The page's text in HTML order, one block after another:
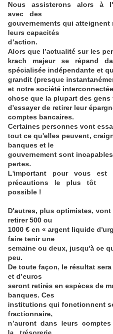
Nous assisterons alors à
avec des
gouvernements qui atteignent
leurs capacités
d’action.
Alors que l’actualité sur les
krach majeur se répand
spécialisée indépendante et
grandit (presque
et notre société
chose que la plupart des
d'essayer de retirer leur
comptes bancaires.
Certaines personnes vont
tout ce qu'elles peuvent,
banques et le
gouvernement sont
pertes.
L'important pour vous est
précautions le plus tôt
possible !
D'autres, plus optimistes,
retirer 500 ou
1000 € en « argent liquide
faire tenir une
semaine ou deux, jusqu'à ce
peu.
De toute façon, le résultat
et d’euros
seront retirés en espèces de
banques. Ces
institutions qui fonctionnent
fractionnaire,
n’auront dans leurs